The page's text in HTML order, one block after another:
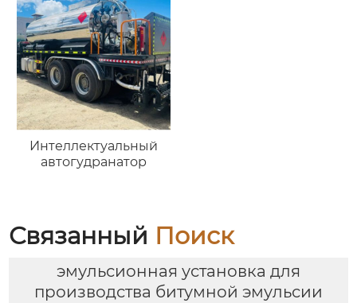
Интеллектуальный
автогудранатор
Связанный Поиск
эмульсионная установка для
производства битумной эмульсии